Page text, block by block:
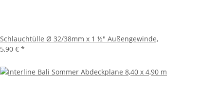
Schlauchtülle Ø 32/38mm x 1 ½" Außengewinde,
5,90 € *